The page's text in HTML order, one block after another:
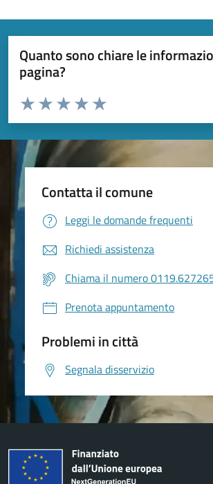
Quanto sono chiare le
pagina?
Valuta da 1 a 5 stelle la pagina
Valuta 5 stelle su 5
Valuta 4 stelle su 5
Valuta 3 stelle su 5
Valuta 2 stelle su 5
Valuta 1 stelle su 5
Contatta il comune
Leggi le domande frequenti
Richiedi assistenza
Chiama il numero
Prenota appuntamento
Problemi in città
Segnala disservizio